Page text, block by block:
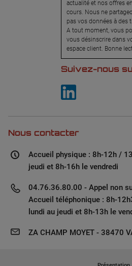
actualité et nos offres en
cours. Nous ne
pas vos données à des
A tout moment, vous
vous désinscrire dans
espace client. Bonne
Suivez-nous
Nous contacter
Accueil physique : 8h-12h /
jeudi et 8h-16h le vendredi
04.76.36.80.00 - Appel non
Accueil téléphonique : 8h-
lundi au jeudi et 8h-13h le
ZA CHAMP MOYET - 38470